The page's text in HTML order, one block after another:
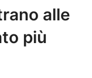
alle
più